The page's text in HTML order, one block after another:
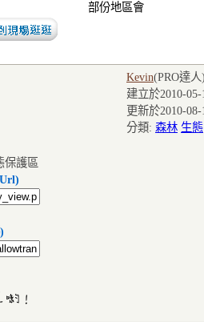
部份地區會
Kevin(PRO達人)
建立於2010-05-
更新於2010-
分類: 森林 生態
保護區